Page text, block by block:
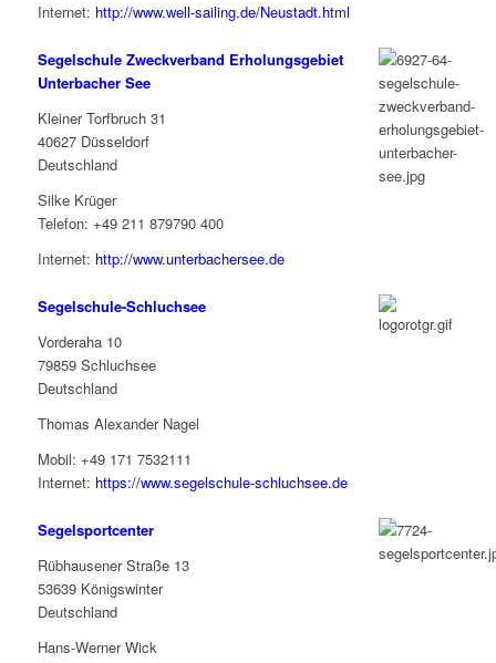
Internet: http://www.well-sailing.de/Neustadt.html
Segelschule Zweckverband Erholungsgebiet
Unterbacher See
Kleiner Torfbruch 31
40627 Düsseldorf
Deutschland
Silke Krüger
Telefon: +49 211 879790 400
Internet: http://www.unterbachersee.de
Segelschule-Schluchsee
Vorderaha 10
79859 Schluchsee
Deutschland
Thomas Alexander Nagel
Mobil: +49 171 7532111
Internet: https://www.segelschule-schluchsee.de
Segelsportcenter
Rübhausener Straße 13
53639 Königswinter
Deutschland
Hans-Werner Wick